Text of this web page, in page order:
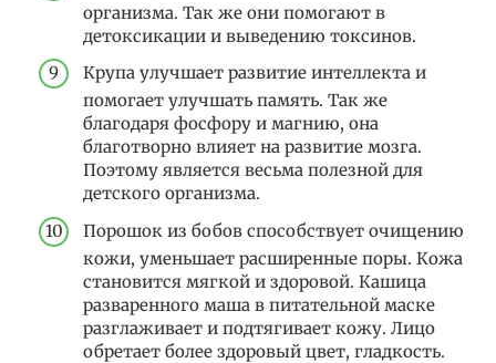
организма. Так же они помогают в
детоксикации и выведению токсинов.
Крупа улучшает развитие интеллекта и
помогает улучшать память. Так же
благодаря фосфору и магнию, она
благотворно влияет на развитие мозга.
Поэтому является весьма полезной для
детского организма.
Порошок из бобов способствует очищению
кожи, уменьшает расширенные поры. Кожа
становится мягкой и здоровой. Кашица
разваренного маша в питательной маске
разглаживает и подтягивает кожу. Лицо
обретает более здоровый цвет, гладкость.